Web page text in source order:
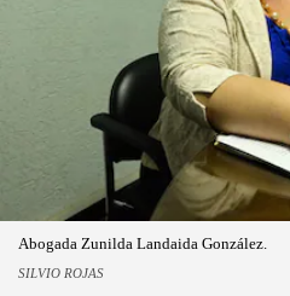
Abogada Zunilda Landaida González.
SILVIO ROJAS